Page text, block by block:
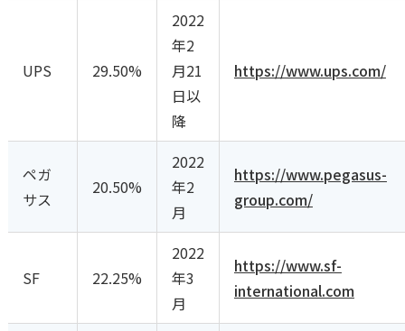
UPS 29.50%
2022
年2
月21
日以
降
https://www.ups.com/
ペガ
サス
20.50%
2022
年2
月
https://www.pegasus-
group.com/
SF 22.25%
2022
年3
月
https://www.sf-
international.com